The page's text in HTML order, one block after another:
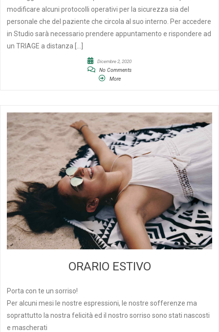
modificare alcuni protocolli operativi per la sicurezza sia del
personale che del paziente che circola al suo interno. Per accedere
in Studio sarà necessario prendere appuntamento e rispondere ad
un TRIAGE a distanza […]
Dicembre 2, 2020
No Comments
More
ORARIO ESTIVO
Porta con te un sorriso!
Per alcuni mesi le nostre espressioni, le nostre sofferenze ma
soprattutto la nostra felicità ed il nostro sorriso sono stati nascosti
e mascherati